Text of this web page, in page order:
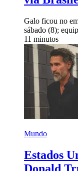
Galo ficou no
sábado (8);
11 minutos
Mundo
Estados